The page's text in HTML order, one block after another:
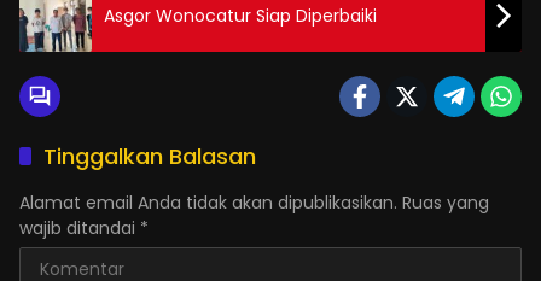
Asgor Wonocatur Siap Diperbaiki
Tinggalkan Balasan
Alamat email Anda tidak akan dipublikasikan. Ruas yang
wajib ditandai *